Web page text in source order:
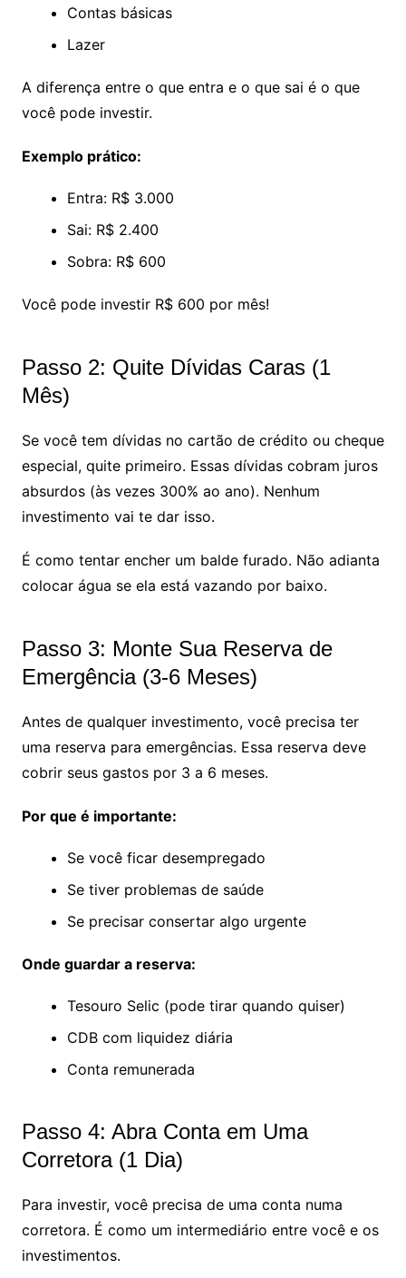
Contas básicas
Lazer
A diferença entre o que entra e o que sai é o que
você pode investir.
Exemplo prático:
Entra: R$ 3.000
Sai: R$ 2.400
Sobra: R$ 600
Você pode investir R$ 600 por mês!
Passo 2: Quite Dívidas Caras (1
Mês)
Se você tem dívidas no cartão de crédito ou cheque
especial, quite primeiro. Essas dívidas cobram juros
absurdos (às vezes 300% ao ano). Nenhum
investimento vai te dar isso.
É como tentar encher um balde furado. Não adianta
colocar água se ela está vazando por baixo.
Passo 3: Monte Sua Reserva de
Emergência (3-6 Meses)
Antes de qualquer investimento, você precisa ter
uma reserva para emergências. Essa reserva deve
cobrir seus gastos por 3 a 6 meses.
Por que é importante:
Se você ficar desempregado
Se tiver problemas de saúde
Se precisar consertar algo urgente
Onde guardar a reserva:
Tesouro Selic (pode tirar quando quiser)
CDB com liquidez diária
Conta remunerada
Passo 4: Abra Conta em Uma
Corretora (1 Dia)
Para investir, você precisa de uma conta numa
corretora. É como um intermediário entre você e os
investimentos.